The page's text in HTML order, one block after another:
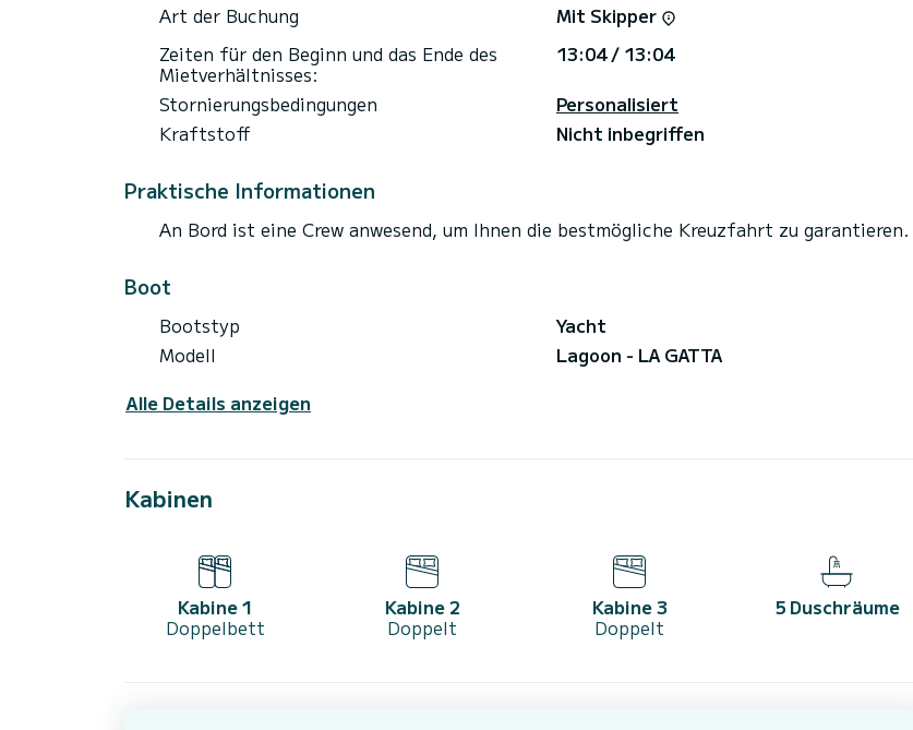
LA GATTA bietet auch ein Van Dutch 40 Chase-Boot für Gäste, die diese zusätzliche Option
genießen möchten.
Ein vollständiges Segelinventar ermöglicht es den Gästen, die Ruhe des Segelns zwischen
wunderschönen Zielen zu schätzen. Als perfekte Allround-Yacht ist es keine Überraschung,
dass S/Y LA GATTA ein solcher Erfolg ist. Wir freuen uns darauf, Ihnen bei der Begrüßung an
Art der Buchung
Mit Skipper
Zeiten für den Beginn und das Ende des
Mietverhältnisses:
13:04 / 13:04
Stornierungsbedingungen
Personalisiert
Kraftstoff
Nicht inbegriffen
Praktische Informationen
An Bord ist eine Crew anwesend, um Ihnen die bestmögliche Kreuzfahrt zu garantieren.
Boot
Bootstyp
Yacht
Modell
Lagoon - LA GATTA
Alle Details anzeigen
Kabinen
Kabine 1
Doppelbett
Kabine 2
Doppelt
Kabine 3
Doppelt
5 Duschräume